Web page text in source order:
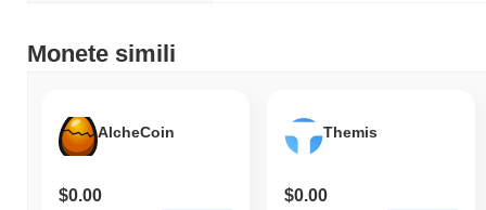
Monete simili
AlcheCoin
$0.00
Themis
$0.00